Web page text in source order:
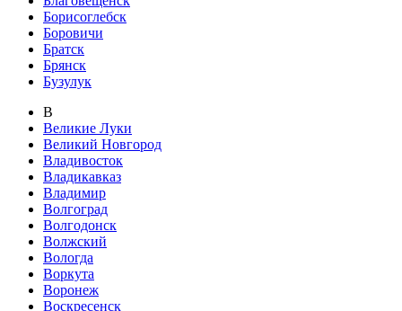
Борисоглебск
Боровичи
Братск
Брянск
Бузулук
В
Великие Луки
Великий Новгород
Владивосток
Владикавказ
Владимир
Волгоград
Волгодонск
Волжский
Вологда
Воркута
Воронеж
Воскресенск